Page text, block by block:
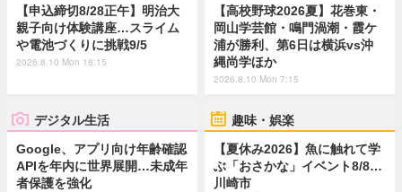
【申込締切8/28正午】明治大
親子向け体験講座…スライム
や電池づくりに挑戦9/5
2026.8.10 Mon 18:15
【高校野球2026夏】花巻東・
岡山学芸館・鳴門渦潮・霞ケ
浦が勝利、第6日は横浜vs沖
縄尚学ほか
2026.8.10 Mon 7:15
デジタル生活
Google、アプリ向け年齢確認
APIを年内に世界展開…未成年
者保護を強化
趣味・娯楽
【夏休み2026】魚に触れて学
ぶ「おさかな」イベント8/8…
川崎市